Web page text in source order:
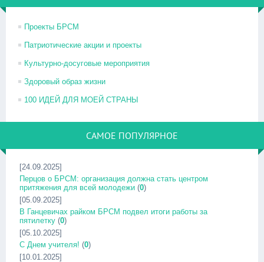
Проекты БРСМ
Патриотические акции и проекты
Культурно-досуговые мероприятия
Здоровый образ жизни
100 ИДЕЙ ДЛЯ МОЕЙ СТРАНЫ
САМОЕ ПОПУЛЯРНОЕ
[24.09.2025]
Перцов о БРСМ: организация должна стать центром
притяжения для всей молодежи (0)
[05.09.2025]
В Ганцевичах райком БРСМ подвел итоги работы за
пятилетку (0)
[05.10.2025]
С Днем учителя! (0)
[10.01.2025]